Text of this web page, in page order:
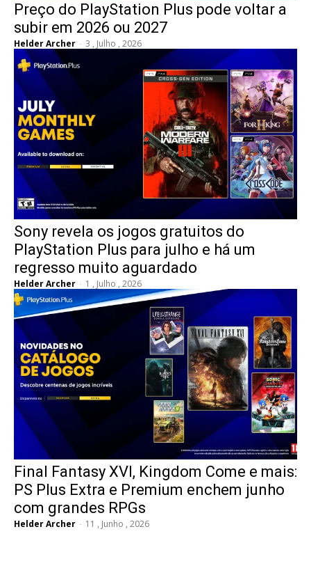
Preço do PlayStation Plus pode voltar a
subir em 2026 ou 2027
Helder Archer - 3 , Julho , 2026
Sony revela os jogos gratuitos do
PlayStation Plus para julho e há um
regresso muito aguardado
Helder Archer - 1 , Julho , 2026
Final Fantasy XVI, Kingdom Come e mais:
PS Plus Extra e Premium enchem junho
com grandes RPGs
Helder Archer - 11 , Junho , 2026